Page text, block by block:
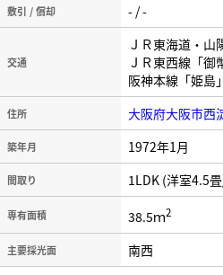
敷引 / 償却 - / -
交通
ＪＲ東海道・山
ＪＲ東西線「御
阪神本線「姫島
住所 大阪府大阪市西
築年月 1972年1月
間取り 1LDK (洋室4.5
専有面積 38.5ｍ2
主要採光面 南西